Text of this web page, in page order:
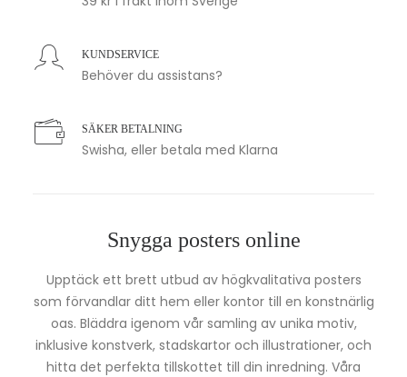
KUNDSERVICE
Behöver du assistans?
SÄKER BETALNING
Swisha, eller betala med Klarna
Snygga posters online
Upptäck ett brett utbud av högkvalitativa posters
som förvandlar ditt hem eller kontor till en konstnärlig
oas. Bläddra igenom vår samling av unika motiv,
inklusive konstverk, stadskartor och illustrationer, och
hitta det perfekta tillskottet till din inredning. Våra